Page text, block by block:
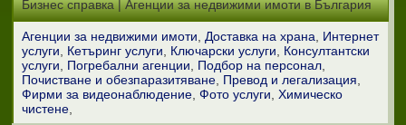
Бизнес справка | Агенции за недвижими имоти в България
Агенции за недвижими имоти Доставка на храна
Интернет
услуги
Кетъринг услуги Ключарски услуги
Консултантски
услуги
Погребални агенции
Подбор на персонал
Почистване и обезпаразитяване Превод и легализация
Фирми за видеонаблюдение Фото услуги Химическо
чистене